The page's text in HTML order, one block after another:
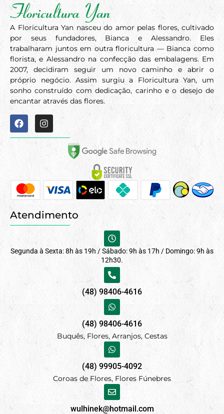
A Floricultura Yan nasceu do amor pelas flores, cultivado
por seus fundadores, Bianca e Alessandro. Eles
trabalharam juntos em outra floricultura — Bianca como
florista, e Alessandro na confecção das embalagens. Em
2007, decidiram seguir um novo caminho e abrir o
próprio negócio. Assim surgiu a Floricultura Yan, um
sonho construído com dedicação, carinho e o desejo de
encantar através das flores.
Atendimento
Segunda à Sexta: 8h às 19h / Sábado: 9h às 17h / Domingo: 9h às
12h30.
(48) 98406-4616
(48) 98406-4616
Buquês, Flores, Arranjos, Cestas
(48) 99905-4092
Coroas de Flores, Flores Fúnebres
wulhinek@hotmail.com